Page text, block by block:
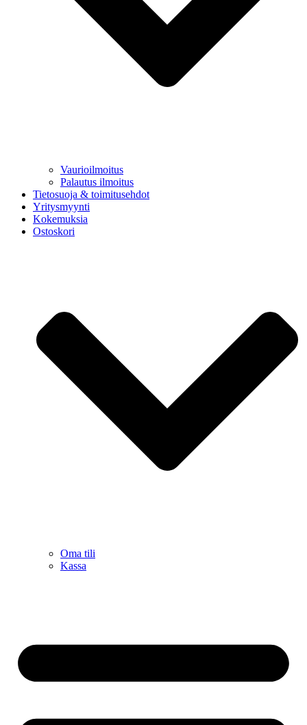
Vaurioilmoitus
Palautus ilmoitus
Tietosuoja & toimitusehdot
Yritysmyynti
Kokemuksia
Ostoskori
Oma tili
Kassa